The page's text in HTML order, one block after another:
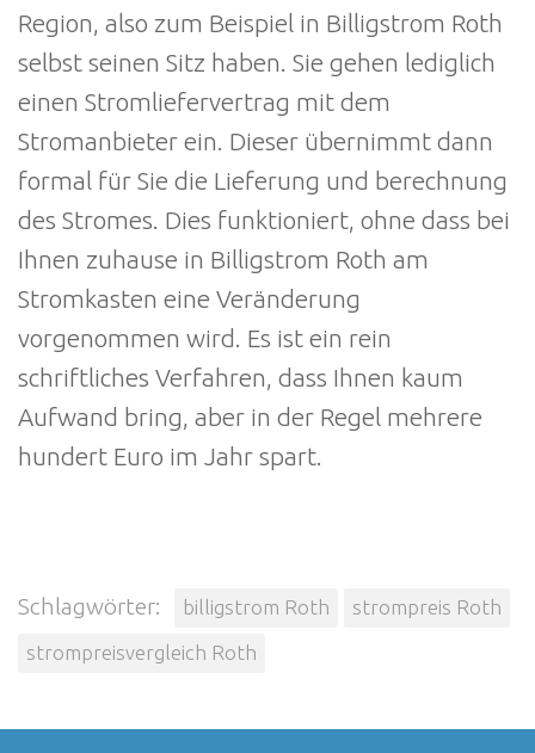
Region, also zum Beispiel in Billigstrom Roth
selbst seinen Sitz haben. Sie gehen lediglich
einen Stromliefervertrag mit dem
Stromanbieter ein. Dieser übernimmt dann
formal für Sie die Lieferung und berechnung
des Stromes. Dies funktioniert, ohne dass bei
Ihnen zuhause in Billigstrom Roth am
Stromkasten eine Veränderung
vorgenommen wird. Es ist ein rein
schriftliches Verfahren, dass Ihnen kaum
Aufwand bring, aber in der Regel mehrere
hundert Euro im Jahr spart.
Schlagwörter: billigstrom Roth strompreis Roth
strompreisvergleich Roth